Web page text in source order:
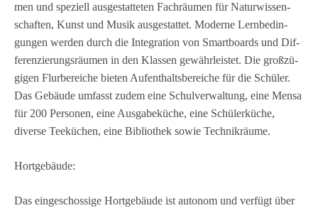
men und spe­zi­ell aus­ge­stat­te­ten Fach­räu­men für Natur­wis­sen­
schaf­ten, Kunst und Musik aus­ge­stat­tet. Moderne Lern­be­din­
gun­gen wer­den durch die Inte­gra­tion von Smart­boards und Dif­
fe­ren­zie­rungs­räu­men in den Klas­sen gewähr­leis­tet. Die groß­zü­
gi­gen Flur­be­rei­che bie­ten Auf­ent­halts­be­rei­che für die Schü­ler.
Das Gebäude umfasst zudem eine Schul­ver­wal­tung, eine Mensa
für 200 Per­so­nen, eine Aus­ga­be­kü­che, eine Schü­ler­kü­che,
diverse Tee­kü­chen, eine Biblio­thek sowie Technikräume.
Hort­ge­bäude:
Das ein­ge­schos­sige Hort­ge­bäude ist auto­nom und ver­fügt über